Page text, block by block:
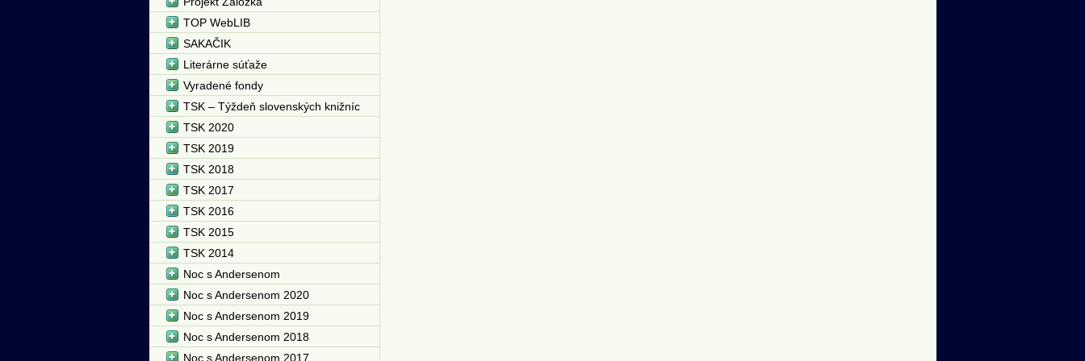
TOP WebLIB
SAKAČIK
Literárne súťaže
Vyradené fondy
TSK – Týždeň slovenských knižníc
TSK 2020
TSK 2019
TSK 2018
TSK 2017
TSK 2016
TSK 2015
TSK 2014
Noc s Andersenom
Noc s Andersenom 2020
Noc s Andersenom 2019
Noc s Andersenom 2018
Noc s Andersenom 2017